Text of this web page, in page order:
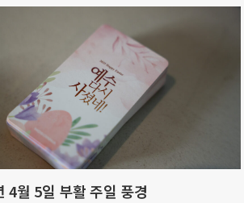
2026년 3월 29일 주일 풍경